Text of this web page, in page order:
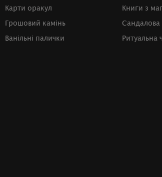
Карти оракул
Книги з
Грошовий камінь
Сандалова
Ванільні палички
Ритуальна